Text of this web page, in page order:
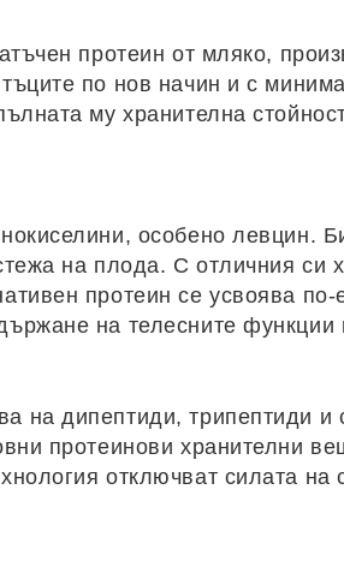
протеин от мляко,
по нов начин и с
му хранителна
особено левцин.
на плода. С отличния си
протеин се усвоява
на телесните функции
на дипептиди, трипептиди
протеинови хранителни
отключват силата